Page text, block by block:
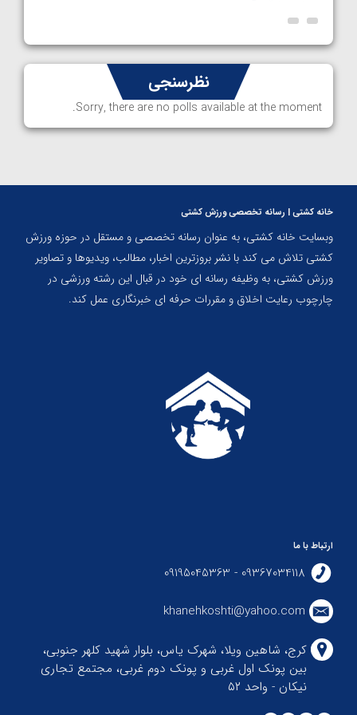
نظرسنجی
Sorry, there are no polls available at the moment.
خانه کشتی | رسانه تخصصی ورزش کشتی
وبسایت خانه کشتی، به عنوان رسانه تخصصی و مستقل در حوزه ورزش
کشتی تلاش می کند با نشر بروزترین اخبار، مطالب، ویدیوها و تصاویر
ورزش کشتی، به وظیفه رسانه ای خود در قبال این رشته ورزشی در
چارچوب رعایت اخلاق و مقررات حرفه ای خبرنگاری عمل کند.
ارتباط با ما
09367034118 - 09195045363
khanehkoshti@yahoo.com
کرج، شاهین ویلا، شهرک یاس، بلوار شهید کلهر جنوبی،
بین پونک اول غربی و پونک دوم غربی، مجتمع تجاری
نیکان - واحد ۵۲